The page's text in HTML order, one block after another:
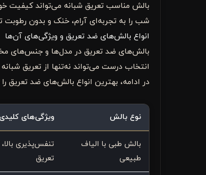
بالش مناسب تعریق شبانه می‌تواند کیفیت
شب را به تجربه‌ای آرام، خنک و بدون رطوبت
انواع بالش‌های ضد تعریق و ویژگی‌های آن‌ها
بالش‌های ضد تعریق در مدل‌ها و جنس‌های
انتخاب درست می‌تواند نه‌تنها از تعریق
در ادامه، بهترین انواع بالش‌های ضد تعریق
نوع بالش ویژگی‌های کلیدی
بالش طبی با الیاف
طبیعی
تنفس‌پذیری
تعریق